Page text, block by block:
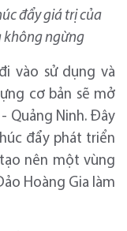
đẩy giá trị của
không ngừng
vào sử dụng và
cơ bản sẽ mở
Quảng Ninh. Đây
đẩy phát triển
nên một vùng
Hoàng Gia làm